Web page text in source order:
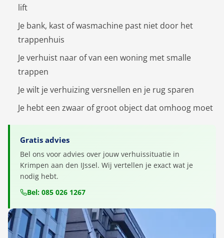
lift
Je bank, kast of wasmachine past niet door het
trappenhuis
Je verhuist naar of van een woning met smalle
trappen
Je wilt je verhuizing versnellen en je rug sparen
Je hebt een zwaar of groot object dat omhoog moet
Gratis advies
Bel ons voor advies over jouw verhuissituatie in
Krimpen aan den IJssel. Wij vertellen je exact wat je
nodig hebt.
Bel: 085 026 1267